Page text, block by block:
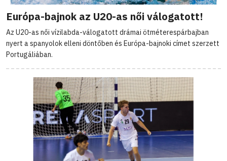
Európa-bajnok az U20-as női válogatott!
Az U20-as női vízilabda-válogatott drámai ötméterespárbajban
nyert a spanyolok elleni döntőben és Európa-bajnoki címet szerzett
Portugáliában.